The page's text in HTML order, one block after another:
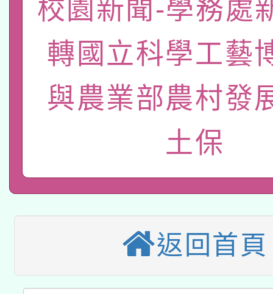
國立臺灣師範大學辦理
年度健康促進學校輔導
業成長研習」實施計畫
原住民族教育政策研討
族教育國際趨勢與發展
新北市政府教育局辦理
師專業成長研習實施計
方素養工作坊新北場」
函轉國立臺灣師範大學
族語言臺北學習中心
「族語學習班」招生簡
轉知有關國立成功大學
文教學共融平台-教案
件」活動簡章
教育部國民及學前教
年度COVID-19疫苗接
接種對象擴大為「滿6
接種之民眾」措施，
月28日止
轉知經濟部水利署委託
業技術研究院辦理「
用水績優單位及節水達
115年8月22日(星期六
桃園市孔廟祈福系列
開 智慧啟航」
2026年桃園地景藝術
「2026桃園藝術巡演
關事宜
轉知教育部國民及學前
校園新聞-學務處
轉國立科學工藝
與農業部農村發
土保
返回首頁